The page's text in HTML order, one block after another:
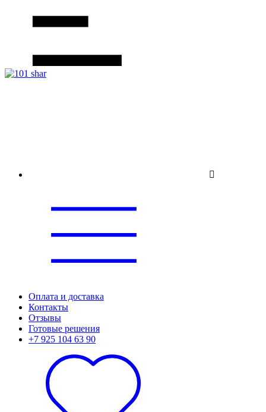
Оплата и доставка
Контакты
Отзывы
Готовые решения
+7 925 104 63 90